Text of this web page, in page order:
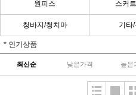
원피스 스커
청바지/청치마 기타
* 인기상품
최신순 낮은가격 높은